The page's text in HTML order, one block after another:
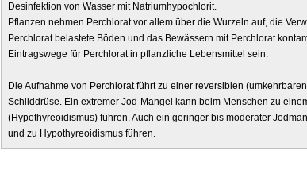
Desinfektion von Wasser mit Natriumhypochlorit.
Pflanzen nehmen Perchlorat vor allem über die Wurzeln auf, die
Perchlorat belastete Böden und das Bewässern mit Perchlorat
Eintragswege für Perchlorat in pflanzliche Lebensmittel sein.
Die Aufnahme von Perchlorat führt zu einer reversiblen
Schilddrüse. Ein extremer Jod-Mangel kann beim Menschen zu
(Hypothyreoidismus) führen. Auch ein geringer bis moderater
und zu Hypothyreoidismus führen.